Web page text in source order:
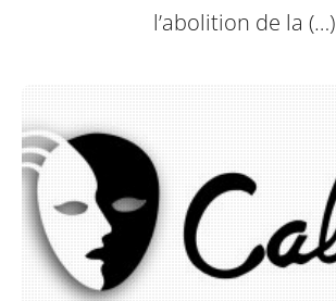
l’abolition de la (…)